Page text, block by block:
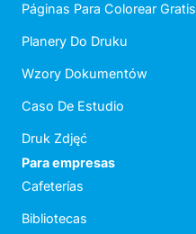
Páginas Para Colorear Gratis
Planery Do Druku
Wzory Dokumentów
Caso De Estudio
Druk Zdjęć
Para empresas
Cafeterías
Bibliotecas